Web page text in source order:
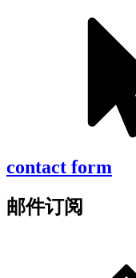
contact form
邮件订阅